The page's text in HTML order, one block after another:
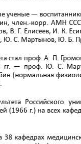
ученые —
член.-корр. АМН
В. Г. Елисеев, И. К.
Ю. С. Мартынов, Ю. Б.
стал проф. A. П.
гг. — проф. Ю. С.
(нормальная
Российского
(1966 г.) на всех
38 кафедрах